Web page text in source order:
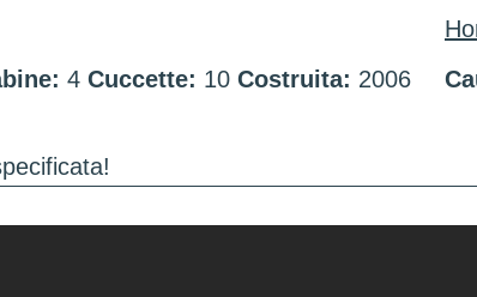
4 Cuccette: 10 Costruita: 2006